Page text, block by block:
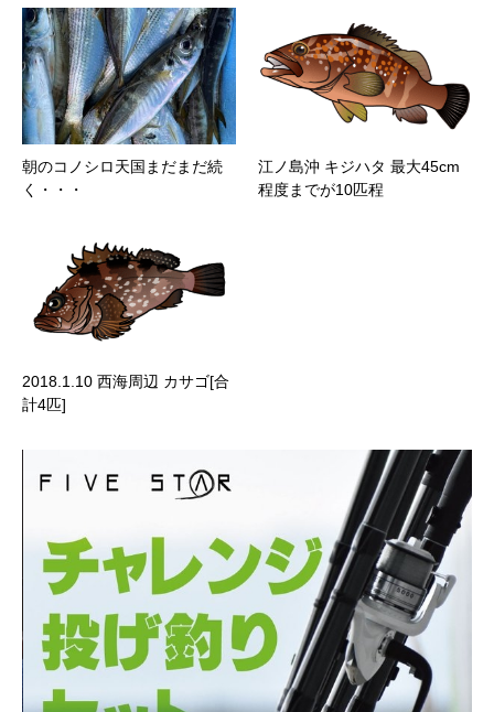
朝のコノシロ天国まだまだ続
く・・・
江ノ島沖 キジハタ 最大45cm
程度までが10匹程
2018.1.10 西海周辺 カサゴ[合
計4匹]